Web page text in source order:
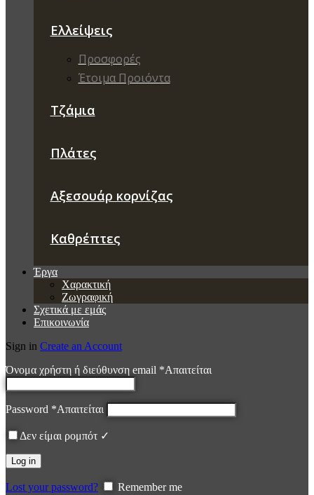
Ελλείψεις
Προσφορές
Έτοιμα Προιόντα
Τζάμια
Πλάτες
Αξεσουάρ κορνίζας
Καθρέπτες
Έργα
Χαρακτική
Ζωγραφική
Σχετικά με εμάς
Επικοινωνία
Sign in Create an Account
Όνομα χρήστη ή διεύθυνση email *Απαιτείται
Password *Απαιτείται
Δεν είμαι ρομπότ ✓
Log in
Lost your password?
Remember me